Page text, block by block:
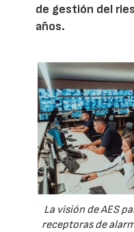
de gestión del
años.
La visión de AES
receptoras de